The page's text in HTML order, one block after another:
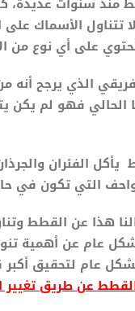
تتناول الأسماك
على أي نوع من
الذي يرجح
الحالي فهو لم يكن
الفئران
التي تكون في
هذا عن القطط
عام عن أهمية
عام لتحقيق أكبر
عن طريق تغيير